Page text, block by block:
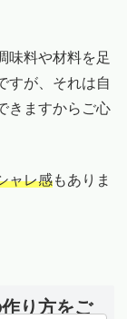
味料や材料を足
すが、それは自
きますからご心
ャレ感もありま
り方をご